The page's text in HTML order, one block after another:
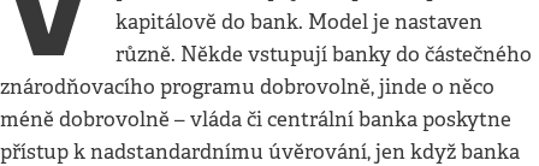
kapitálově do bank. Model je nastaven
různě. Někde vstupují banky do částečného
znárodňovacího programu dobrovolně, jinde o něco
méně dobrovolně – vláda či centrální banka poskytne
přístup k nadstandardnímu úvěrování, jen když banka